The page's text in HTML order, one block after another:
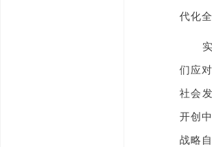
代化
实
们应
社会
开创
战略自